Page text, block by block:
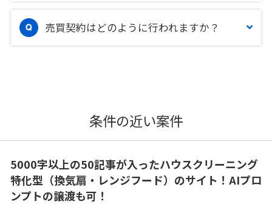
売買契約はどのように行われますか？
条件の近い案件
5000字以上の50記事が入ったハウスクリーニング
特化型（換気扇・レンジフード）のサイト！AIプロ
ンプトの譲渡も可！